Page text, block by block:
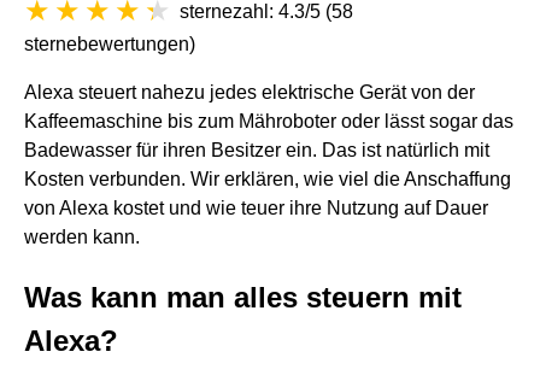
sternezahl: 4.3/5 (58
sternebewertungen)
Alexa steuert nahezu jedes elektrische Gerät von der
Kaffeemaschine bis zum Mähroboter oder lässt sogar das
Badewasser für ihren Besitzer ein. Das ist natürlich mit
Kosten verbunden. Wir erklären, wie viel die Anschaffung
von Alexa kostet und wie teuer ihre Nutzung auf Dauer
werden kann.
Was kann man alles steuern mit
Alexa?